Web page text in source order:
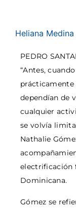
Heliana Medina
PEDRO
“Antes,
prácticamente
dependían de
cualquier
se volvía
Nathalie
electrificación
Dominicana.
Gómez se